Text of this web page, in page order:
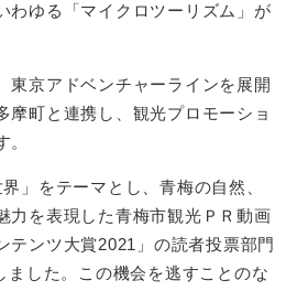
わゆる「マイクロツーリズム」が
東京アドベンチャーラインを展開
摩町と連携し、観光プロモーショ
」をテーマとし、青梅の自然、
力を表現した青梅市観光ＰＲ動画
テンツ大賞2021」の読者投票部門
ました。この機会を逃すことのな